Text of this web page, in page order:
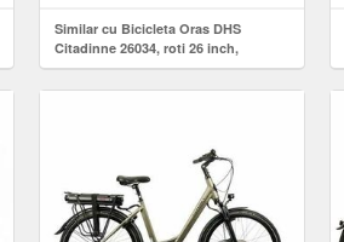
Similar cu Bicicleta Oras DHS
Citadinne 26034, roti 26 inch,
marimea L, Albastru